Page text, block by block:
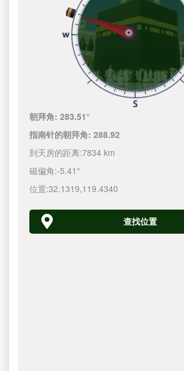
朝拜角:283.51°
指南针的朝拜角:288.92
到天房的距离:7834 km
磁偏角:-5.41°
位置:32.1319,119.4340
查找位置